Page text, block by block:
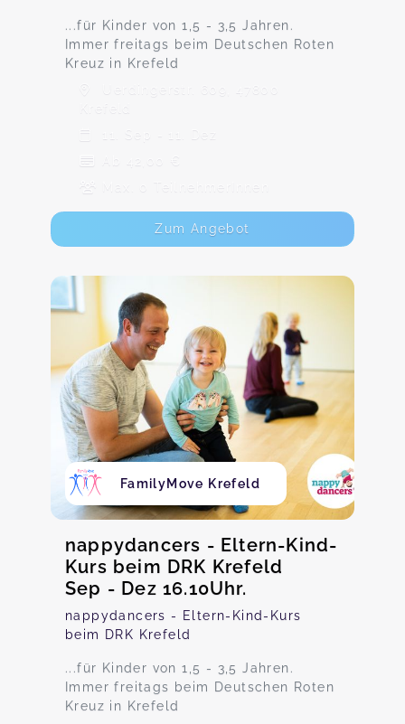
...für Kinder von 1,5 - 3,5 Jahren.
Immer freitags beim Deutschen Roten
Kreuz in Krefeld
Uerdingerstr. 609, 47800
11. Sep - 11. Dez
Ab 42,00 €
Max. 0 TeilnehmerInnen
Zum Angebot
FamilyMove Krefeld
nappydancers - Eltern-Kind-
Kurs beim DRK Krefeld
Sep - Dez 16.10Uhr.
nappydancers - Eltern-Kind-Kurs
beim DRK Krefeld
...für Kinder von 1,5 - 3,5 Jahren.
Immer freitags beim Deutschen Roten
Kreuz in Krefeld